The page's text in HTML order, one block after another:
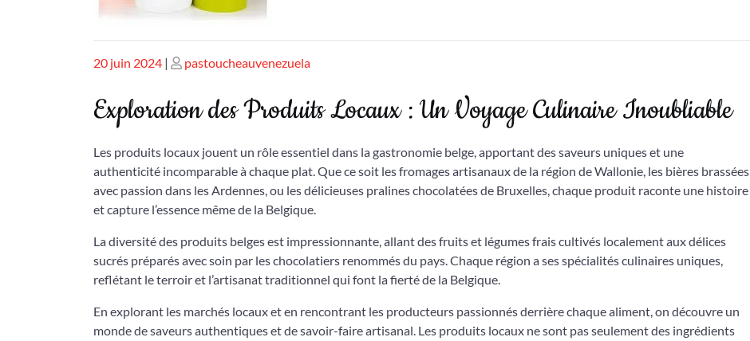
Publié
20 juin 2024 | Publié
pastoucheauvenezuela
Exploration des Produits Locaux : Un Voyage Culinaire Inoubliable
Les produits locaux jouent un rôle essentiel dans la gastronomie belge, apportant des saveurs uniques et une
authenticité incomparable à chaque plat. Que ce soit les fromages artisanaux de la région de Wallonie, les bières brassées
avec passion dans les Ardennes, ou les délicieuses pralines chocolatées de Bruxelles, chaque produit raconte une histoire
et capture l’essence même de la Belgique.
La diversité des produits belges est impressionnante, allant des fruits et légumes frais cultivés localement aux délices
sucrés préparés avec soin par les chocolatiers renommés du pays. Chaque région a ses spécialités culinaires uniques,
reflétant le terroir et l’artisanat traditionnel qui font la fierté de la Belgique.
En explorant les marchés locaux et en rencontrant les producteurs passionnés derrière chaque aliment, on découvre un
monde de saveurs authentiques et de savoir-faire artisanal. Les produits locaux ne sont pas seulement des ingrédients